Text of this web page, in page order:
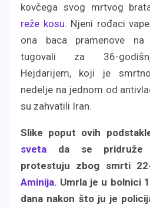
kovčega svog mrtvog
reže kosu. Njeni rođaci
ona baca pramenove
tugovali za 36-
Hejdarijem, koji je
nedelje na jednom od
su zahvatili Iran.
Slike poput ovih
sveta da se pridruže
protestuju zbog smrti
Aminija. Umrla je u bolnici
dana nakon što ju je